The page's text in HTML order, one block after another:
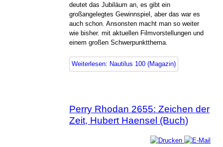
deutet das Jubiläum an, es gibt ein
großangelegtes Gewinnspiel, aber das war es
auch schon. Ansonsten macht man so weiter
wie bisher. mit aktuellen Filmvorstellungen und
einem großen Schwerpunktthema.
Weiterlesen: Nautilus 100 (Magazin)
Perry Rhodan 2655: Zeichen der
Zeit, Hubert Haensel (Buch)